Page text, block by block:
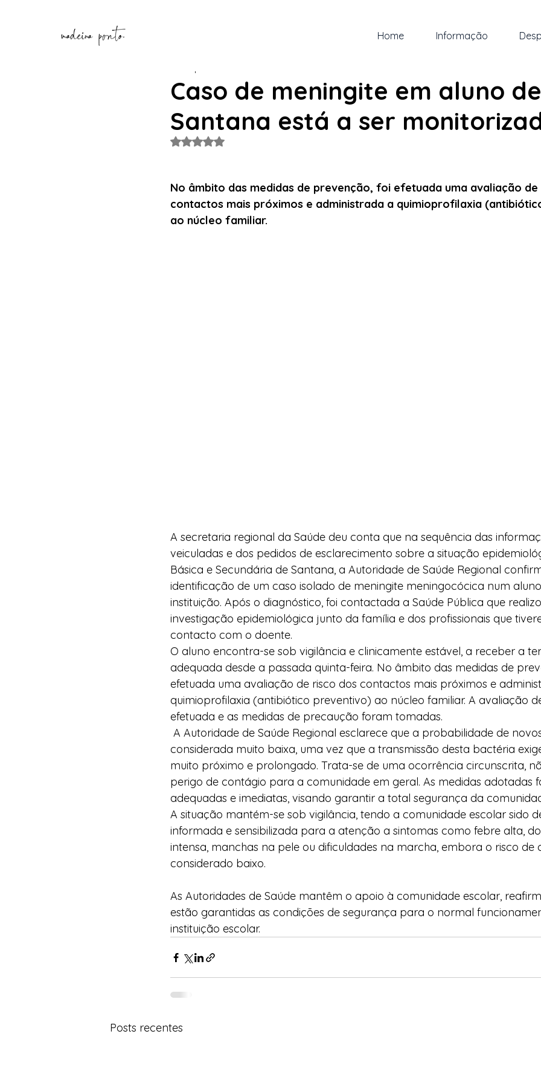
Home Informação
Caso de meningite em aluno de
Santana está a ser
Avaliado com NaN de 5 estrelas.
No âmbito das medidas de prevenção, foi efetuada uma avaliação
contactos mais próximos e administrada a quimioprofilaxia
ao núcleo familiar.
A secretaria regional da Saúde deu conta que na sequência das
veiculadas e dos pedidos de esclarecimento sobre a situação
Básica e Secundária de Santana, a Autoridade de Saúde Regional
identificação de um caso isolado de meningite meningocócica num
instituição. Após o diagnóstico, foi contactada a Saúde Pública que
investigação epidemiológica junto da família e dos profissionais que
contacto com o doente.
O aluno encontra-se sob vigilância e clinicamente estável, a receber a
adequada desde a passada quinta-feira. No âmbito das medidas de
efetuada uma avaliação de risco dos contactos mais próximos e
quimioprofilaxia (antibiótico preventivo) ao núcleo familiar. A avaliação
efetuada e as medidas de precaução foram tomadas.
A Autoridade de Saúde Regional esclarece que a probabilidade de
considerada muito baixa, uma vez que a transmissão desta bactéria
muito próximo e prolongado. Trata-se de uma ocorrência circunscrita,
perigo de contágio para a comunidade em geral. As medidas adotadas
adequadas e imediatas, visando garantir a total segurança da
A situação mantém-se sob vigilância, tendo a comunidade escolar sido
informada e sensibilizada para a atenção a sintomas como febre alta,
intensa, manchas na pele ou dificuldades na marcha, embora o risco
considerado baixo.
As Autoridades de Saúde mantêm o apoio à comunidade escolar,
estão garantidas as condições de segurança para o normal
instituição escolar.
Posts recentes